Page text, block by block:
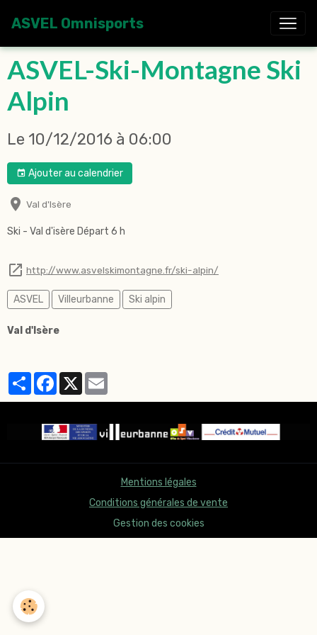
ASVEL Omnisports
ASVEL-Ski-Montagne Ski
Alpin
Le 10/12/2016 à 06:00
Ajouter au calendrier
Val d'Isère
Ski - Val d'isère Départ 6 h
http://www.asvelskimontagne.fr/ski-alpin/
ASVEL Villeurbanne Ski alpin
Val d'Isère
PartagerFacebook
X
Mentions légales
Conditions générales de vente
Gestion des cookies